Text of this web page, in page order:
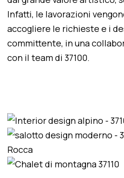
Infatti, le lavorazioni
accogliere le richieste e i
committente, in una
con il team di 37100.